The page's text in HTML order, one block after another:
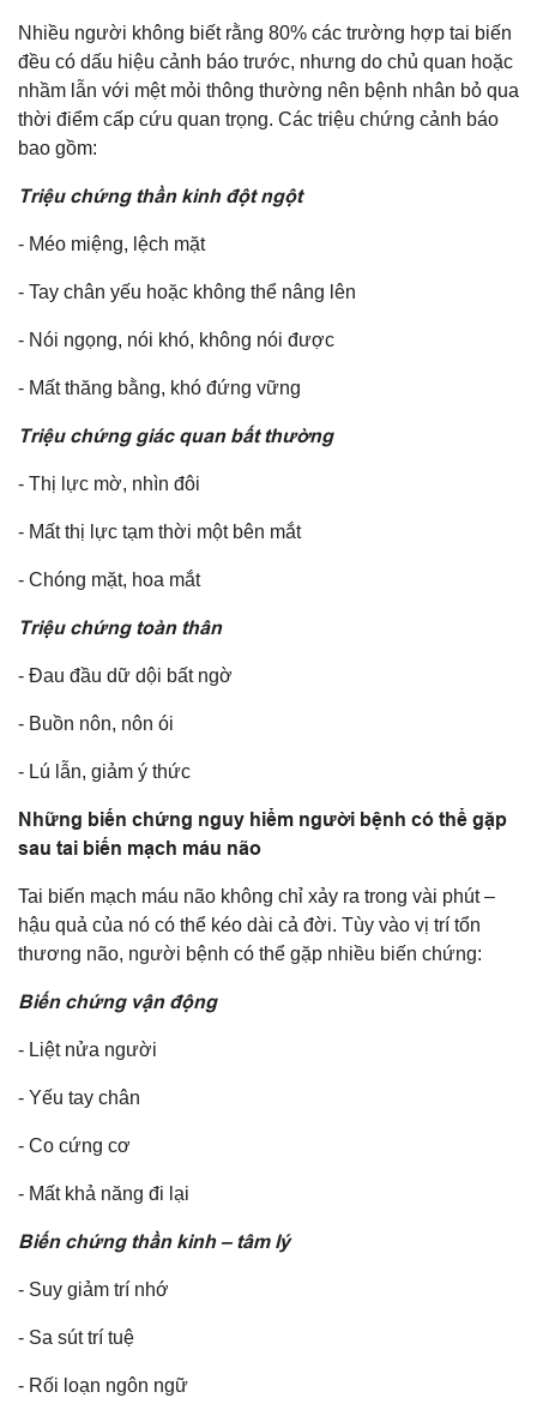
Nhiều người không biết rằng 80% các trường hợp tai biến
đều có dấu hiệu cảnh báo trước, nhưng do chủ quan hoặc
nhầm lẫn với mệt mỏi thông thường nên bệnh nhân bỏ qua
thời điểm cấp cứu quan trọng. Các triệu chứng cảnh báo
bao gồm:
Triệu chứng thần kinh đột ngột
- Méo miệng, lệch mặt
- Tay chân yếu hoặc không thể nâng lên
- Nói ngọng, nói khó, không nói được
- Mất thăng bằng, khó đứng vững
Triệu chứng giác quan bất thường
- Thị lực mờ, nhìn đôi
- Mất thị lực tạm thời một bên mắt
- Chóng mặt, hoa mắt
Triệu chứng toàn thân
- Đau đầu dữ dội bất ngờ
- Buồn nôn, nôn ói
- Lú lẫn, giảm ý thức
Những biến chứng nguy hiểm người bệnh có thể gặp
sau tai biến mạch máu não
Tai biến mạch máu não không chỉ xảy ra trong vài phút –
hậu quả của nó có thể kéo dài cả đời. Tùy vào vị trí tổn
thương não, người bệnh có thể gặp nhiều biến chứng:
Biến chứng vận động
- Liệt nửa người
- Yếu tay chân
- Co cứng cơ
- Mất khả năng đi lại
Biến chứng thần kinh – tâm lý
- Suy giảm trí nhớ
- Sa sút trí tuệ
- Rối loạn ngôn ngữ